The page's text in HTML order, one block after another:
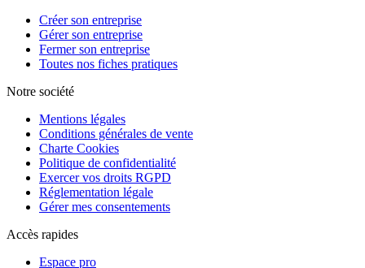
Créer son entreprise
Gérer son entreprise
Fermer son entreprise
Toutes nos fiches pratiques
Notre société
Mentions légales
Conditions générales de vente
Charte Cookies
Politique de confidentialité
Exercer vos droits RGPD
Réglementation légale
Gérer mes consentements
Accès rapides
Espace pro